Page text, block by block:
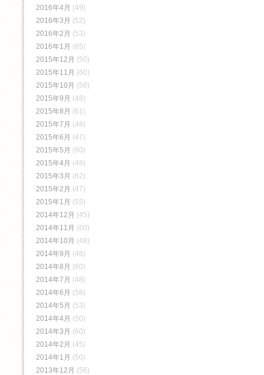
2016年4月 (49)
2016年3月 (52)
2016年2月 (53)
2016年1月 (65)
2015年12月 (50)
2015年11月 (60)
2015年10月 (56)
2015年9月 (48)
2015年8月 (61)
2015年7月 (48)
2015年6月 (47)
2015年5月 (60)
2015年4月 (48)
2015年3月 (62)
2015年2月 (47)
2015年1月 (55)
2014年12月 (45)
2014年11月 (60)
2014年10月 (48)
2014年9月 (48)
2014年8月 (60)
2014年7月 (48)
2014年6月 (58)
2014年5月 (53)
2014年4月 (50)
2014年3月 (60)
2014年2月 (45)
2014年1月 (50)
2013年12月 (56)